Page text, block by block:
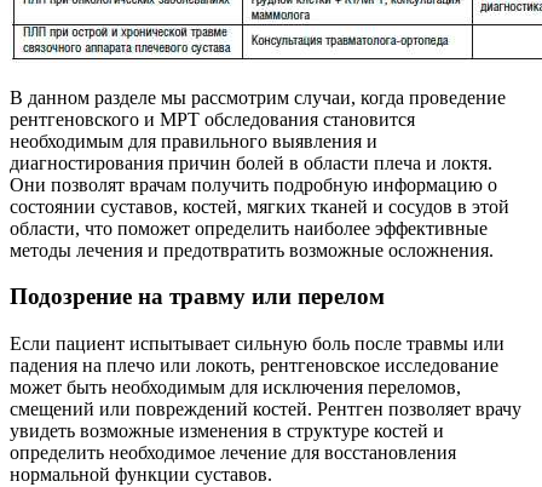
В данном разделе мы рассмотрим случаи, когда проведение
рентгеновского и МРТ обследования становится
необходимым для правильного выявления и
диагностирования причин болей в области плеча и локтя.
Они позволят врачам получить подробную информацию о
состоянии суставов, костей, мягких тканей и сосудов в этой
области, что поможет определить наиболее эффективные
методы лечения и предотвратить возможные осложнения.
Подозрение на травму или перелом
Если пациент испытывает сильную боль после травмы или
падения на плечо или локоть, рентгеновское исследование
может быть необходимым для исключения переломов,
смещений или повреждений костей. Рентген позволяет врачу
увидеть возможные изменения в структуре костей и
определить необходимое лечение для восстановления
нормальной функции суставов.